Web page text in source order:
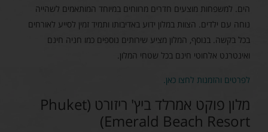
הים. למשפחות מוצעים חדרים מרווחים במיוחד המותאמים לשהייה
נוחה עם ילדים. הצוות במלון ידוע באדיבותו ותמיד זמין לסייע לאורחים
בכל בקשה. בנוסף, המלון מציע שירותים נוספים כמו חניה חינם
ואינטרנט אלחוטי חינם בכל שטחי המלון.
לפרטים והזמנות לחצו כאן.
מלון פוקט אמרלד ביץ' ריזורט (Phuket
Emerald Beach Resort)